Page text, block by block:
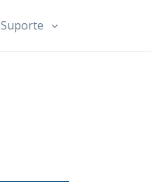
Suporte